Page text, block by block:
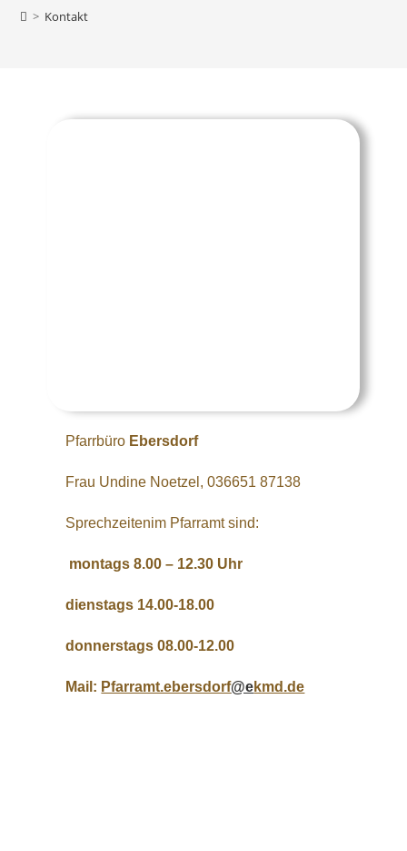
> Kontakt
Pfarrbüro Ebersdorf
Frau Undine Noetzel, 036651 87138
Sprechzeitenim Pfarramt sind:
montags 8.00 – 12.30 Uhr
dienstags 14.00-18.00
donnerstags 08.00-12.00
Mail: Pfarramt.ebersdorf@ekmd.de